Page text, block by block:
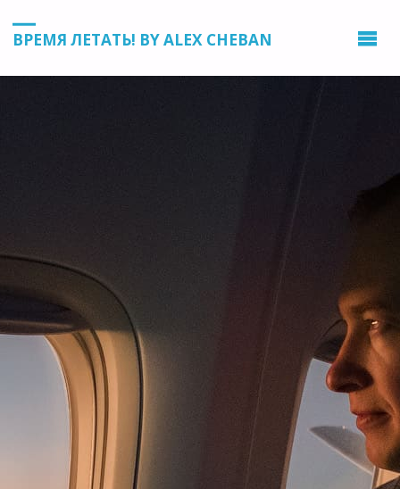
ВРЕМЯ ЛЕТАТЬ! BY ALEX CHEBAN